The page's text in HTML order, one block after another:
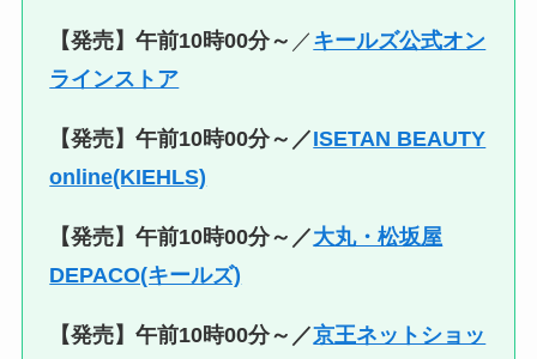
【発売】午前10時00分～ ／ キールズ公式オン
ラインストア
【発売】午前10時00分～／ISETAN BEAUTY
online(KIEHLS)
【発売】午前10時00分～／大丸・松坂屋
DEPACO(キールズ)
【発売】午前10時00分～／京王ネットショッ